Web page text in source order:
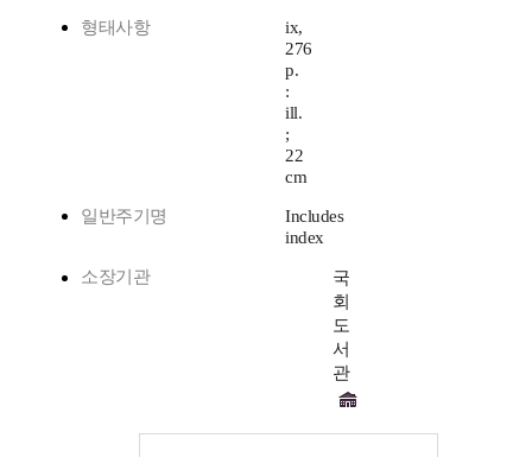
형태사항
ix,
276
p.
:
ill.
;
22
cm
일반주기명
Includes
index
소장기관
국
회
도
서
관